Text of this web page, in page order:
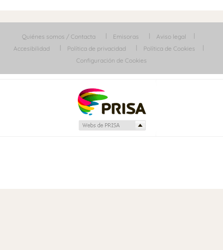
Quiénes somos / Contacta Emisoras
Aviso legal
Accesibilidad
Política de privacidad
Política de Cookies
Configuración de Cookies